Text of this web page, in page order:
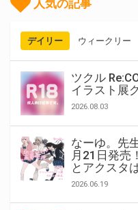
人気の記事
デイリー ウィークリー
ツクル
イラスト展
2026.08.03
なーゆ。先
月21日発売
とアクスタ
2026.06.19